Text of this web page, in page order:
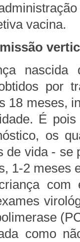
vacina.
por
18 meses,
É
os
de vida -
1-2 meses
como